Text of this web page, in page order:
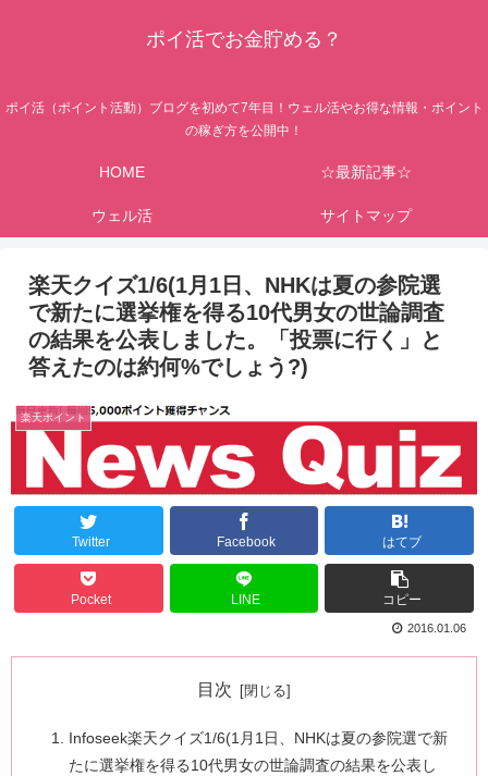
ポイ活でお金貯める？
ポイ活（ポイント活動）ブログを初めて7年目！ウェル活やお得な情報・ポイント
の稼ぎ方を公開中！
HOME ☆最新記事☆
ウェル活 サイトマップ
楽天クイズ1/6(1月1日、NHKは夏の参院選
で新たに選挙権を得る10代男女の世論調査
の結果を公表しました。「投票に行く」と
答えたのは約何%でしょう?)
楽天ポイント
Twitter Facebook はてブ
Pocket LINE コピー
2016.01.06
目次
Infoseek楽天クイズ1/6(1月1日、NHKは夏の参院選で新
たに選挙権を得る10代男女の世論調査の結果を公表し